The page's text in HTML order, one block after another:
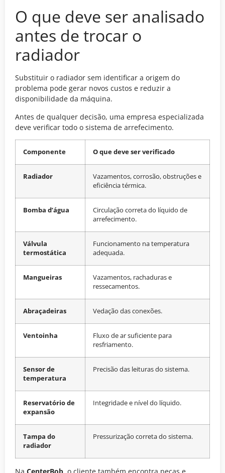
O que deve ser analisado
antes de trocar o
radiador
Substituir o radiador sem identificar a origem do
problema pode gerar novos custos e reduzir a
disponibilidade da máquina.
Antes de qualquer decisão, uma empresa especializada
deve verificar todo o sistema de arrefecimento.
Componente O que deve ser verificado
Radiador
Vazamentos, corrosão, obstruções e
eficiência térmica.
Bomba d’água
Circulação correta do líquido de
arrefecimento.
Válvula
termostática
Funcionamento na temperatura
adequada.
Mangueiras
Vazamentos, rachaduras e
ressecamentos.
Abraçadeiras Vedação das conexões.
Ventoinha
Fluxo de ar suficiente para
resfriamento.
Sensor de
temperatura
Precisão das leituras do sistema.
Reservatório de
expansão
Integridade e nível do líquido.
Tampa do
radiador
Pressurização correta do sistema.